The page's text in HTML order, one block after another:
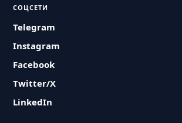
СОЦСЕТИ
Telegram
Instagram
Facebook
Twitter/X
LinkedIn